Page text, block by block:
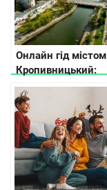
Онлайн гід містом
Кропивницький:
куди піти та що
подивитися